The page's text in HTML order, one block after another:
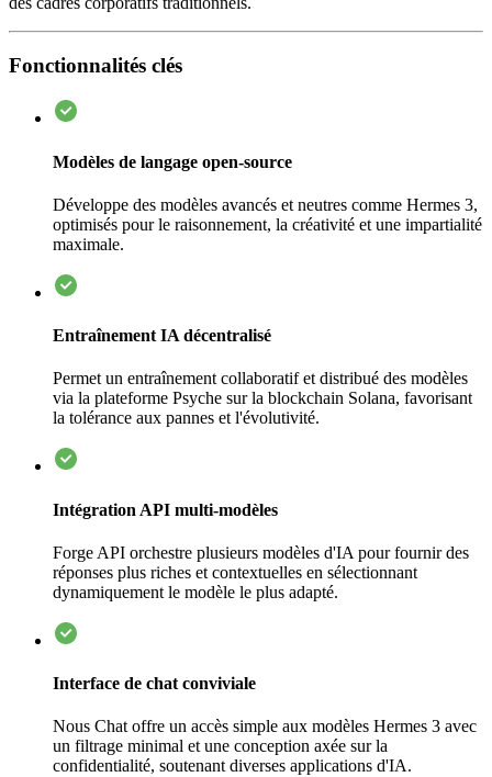
Fonctionnalités clés
Modèles de langage open-source
Développe des modèles avancés et neutres comme Hermes 3,
optimisés pour le raisonnement, la créativité et une impartialité
maximale.
Entraînement IA décentralisé
Permet un entraînement collaboratif et distribué des modèles
via la plateforme Psyche sur la blockchain Solana, favorisant
la tolérance aux pannes et l'évolutivité.
Intégration API multi-modèles
Forge API orchestre plusieurs modèles d'IA pour fournir des
réponses plus riches et contextuelles en sélectionnant
dynamiquement le modèle le plus adapté.
Interface de chat conviviale
Nous Chat offre un accès simple aux modèles Hermes 3 avec
un filtrage minimal et une conception axée sur la
confidentialité, soutenant diverses applications d'IA.